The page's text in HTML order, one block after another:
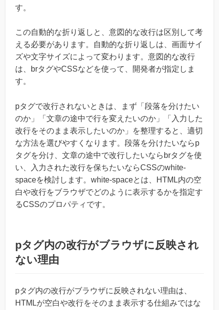
す。
この自動的な折り返しと、意図的な改行は区別して考
える必要があります。自動的な折り返しは、画面サイ
ズや文字サイズによって変わります。意図的な改行
は、brタグやCSSなどを使って、開発者が指定しま
す。
pタグで改行されないときは、まず「段落を分けたい
のか」「文章の途中で行を変えたいのか」「入力した
改行をそのまま表示したいのか」を整理すると、適切
な方法を選びやすくなります。段落を分けたいならp
タグを分け、文章の途中で改行したいならbrタグを使
い、入力された改行を保ちたいならCSSのwhite-
spaceを検討します。white-spaceとは、HTML内の空
白や改行をブラウザでどのように表示するかを指定す
るCSSのプロパティです。
pタグ内の改行がブラウザに反映され
ない理由
pタグ内の改行がブラウザに反映されない理由は、
HTMLが空白や改行をそのまま表示する仕組みではな